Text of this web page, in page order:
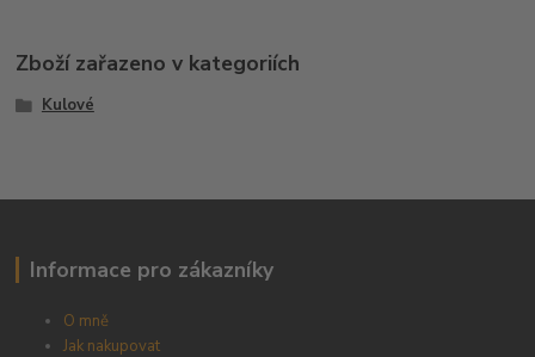
Zboží zařazeno v kategoriích
Kulové
Informace pro zákazníky
O mně
Jak nakupovat